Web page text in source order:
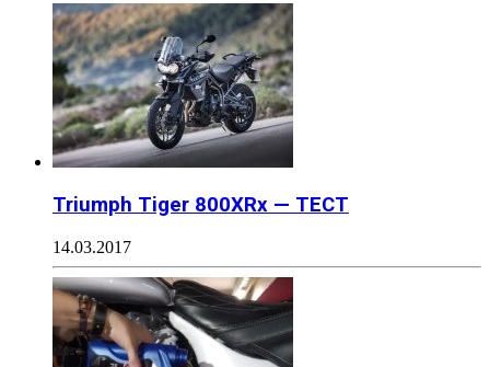
Triumph Tiger 800XRx — ТЕСТ
14.03.2017